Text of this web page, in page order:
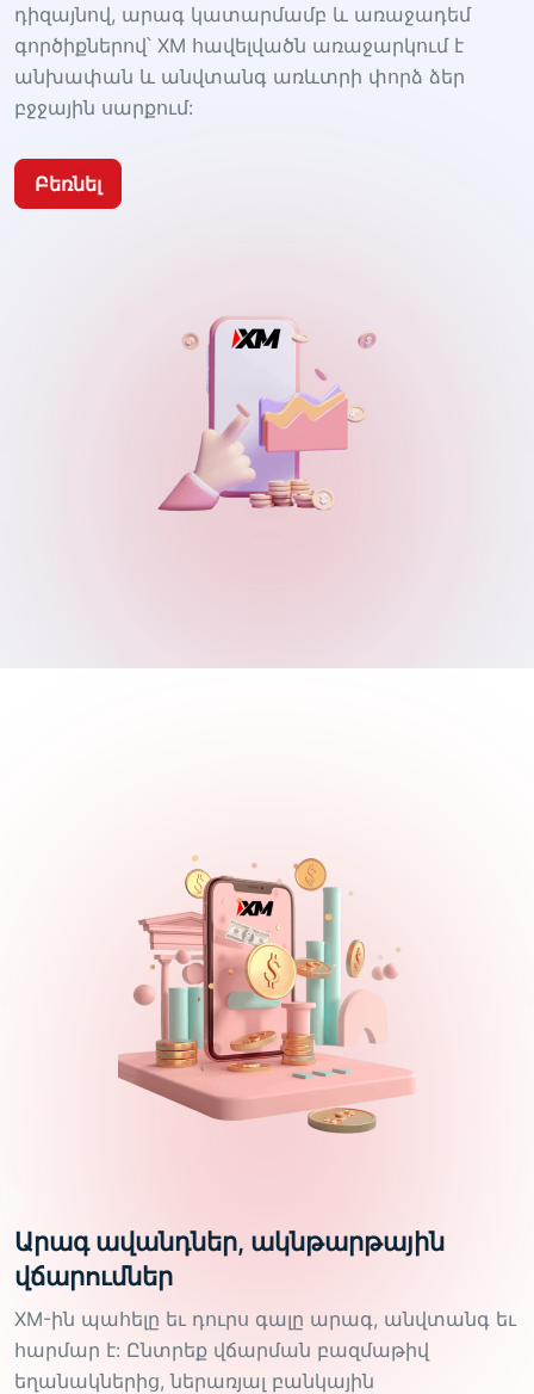
դիզայնով, արագ կատարմամբ և առաջադեմ
գործիքներով՝ XM հավելվածն առաջարկում է
անխափան և անվտանգ առևտրի փորձ ձեր
բջջային սարքում:
Բեռնել
Արագ ավանդներ, ակնթարթային
վճարումներ
XM-ին պահելը եւ դուրս գալը արագ, անվտանգ եւ
հարմար է: Ընտրեք վճարման բազմաթիվ
եղանակներից, ներառյալ բանկային